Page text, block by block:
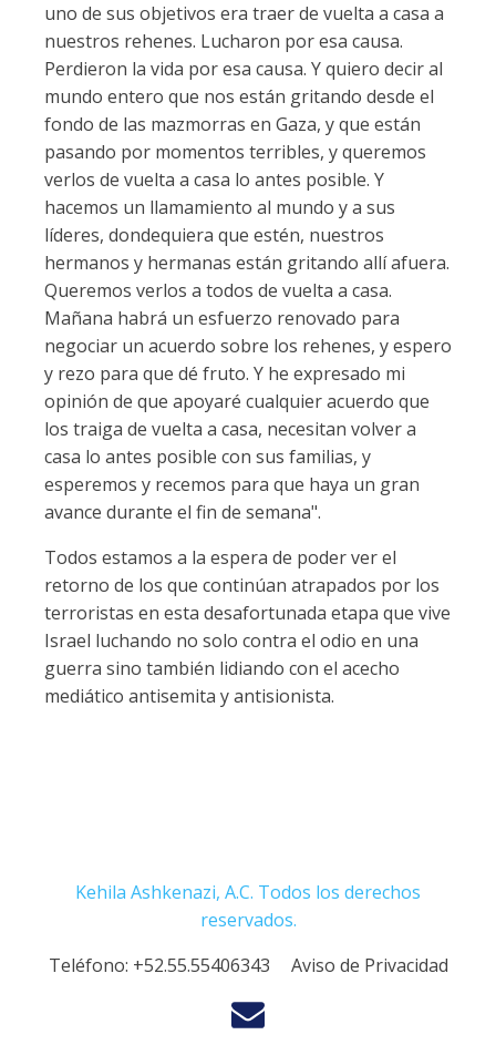
uno de sus objetivos era traer de vuelta a casa a
nuestros rehenes. Lucharon por esa causa.
Perdieron la vida por esa causa. Y quiero decir al
mundo entero que nos están gritando desde el
fondo de las mazmorras en Gaza, y que están
pasando por momentos terribles, y queremos
verlos de vuelta a casa lo antes posible. Y
hacemos un llamamiento al mundo y a sus
líderes, dondequiera que estén, nuestros
hermanos y hermanas están gritando allí afuera.
Queremos verlos a todos de vuelta a casa.
Mañana habrá un esfuerzo renovado para
negociar un acuerdo sobre los rehenes, y espero
y rezo para que dé fruto. Y he expresado mi
opinión de que apoyaré cualquier acuerdo que
los traiga de vuelta a casa, necesitan volver a
casa lo antes posible con sus familias, y
esperemos y recemos para que haya un gran
avance durante el fin de semana".
Todos estamos a la espera de poder ver el
retorno de los que continúan atrapados por los
terroristas en esta desafortunada etapa que vive
Israel luchando no solo contra el odio en una
guerra sino también lidiando con el acecho
mediático antisemita y antisionista.
Kehila Ashkenazi, A.C. Todos los derechos
reservados.
Teléfono: +52.55.55406343 Aviso de Privacidad